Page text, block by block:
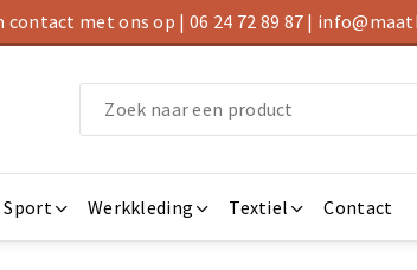
contact met ons op | 06 24 72 89 87 |
Sport Werkkleding Textiel Contact